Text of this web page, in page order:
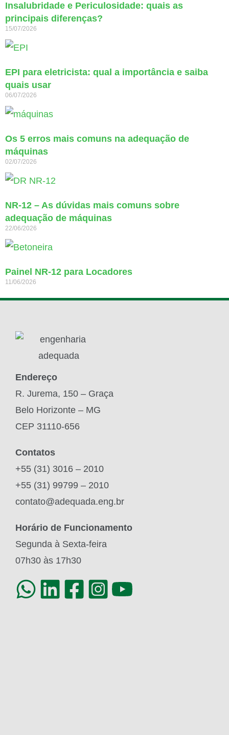
Insalubridade e Periculosidade: quais as
principais diferenças?
15/07/2026
EPI para eletricista: qual a importância e saiba
quais usar
06/07/2026
Os 5 erros mais comuns na adequação de
máquinas
02/07/2026
NR-12 – As dúvidas mais comuns sobre
adequação de máquinas
22/06/2026
Painel NR-12 para Locadores
11/06/2026
Endereço
R. Jurema, 150 – Graça
Belo Horizonte – MG
CEP 31110-656
Contatos
+55 (31) 3016 – 2010
+55 (31) 99799 – 2010
contato@adequada.eng.br
Horário de Funcionamento
Segunda à Sexta-feira
07h30 às 17h30